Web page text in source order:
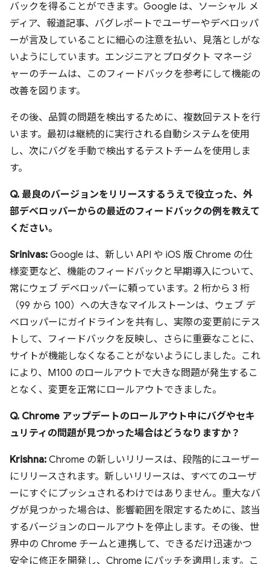
バックを得ることができます。Google は、ソーシャル メ
ディア、報道記事、バグレポートでユーザーやデベロッパ
ーが言及していることに細心の注意を払い、見落としがな
いようにしています。エンジニアとプロダクト マネージ
ャーのチームは、このフィードバックを参考にして機能の
改善を図ります。
その後、品質の問題を検出するために、複数回テストを行
います。最初は継続的に実行される自動システムを使用
し、次にバグを手動で検出するテストチームを使用しま
す。
Q. 最良のバージョンをリリースするうえで役立った、外
部デベロッパーからの最近のフィードバックの例を教えて
ください。
Srinivas: Google は、新しい API や iOS 版 Chrome の仕
様変更など、機能のフィードバックと早期導入について、
常にウェブ デベロッパーに頼っています。2 桁から 3 桁
（99 から 100）への大きなマイルストーンは、ウェブ デ
ベロッパーにガイドラインを共有し、実際の変更前にテス
トして、フィードバックを反映し、さらに重要なことに、
サイトが機能しなくなることがないようにしました。これ
により、M100 のロールアウトで大きな問題が発生するこ
となく、変更を正常にロールアウトできました。
Q. Chrome アップデートのロールアウト中にバグやセキ
ュリティの問題が見つかった場合はどうなりますか？
Krishna: Chrome の新しいリリースは、段階的にユーザー
にリリースされます。新しいリリースは、すべてのユーザ
ーにすぐにプッシュされるわけではありません。重大なバ
グが見つかった場合は、影響範囲を限定するために、該当
するバージョンのロールアウトを停止します。その後、世
界中の Chrome チームと連携して、できるだけ迅速かつ
安全に修正を開発し、Chrome にパッチを適用します。こ